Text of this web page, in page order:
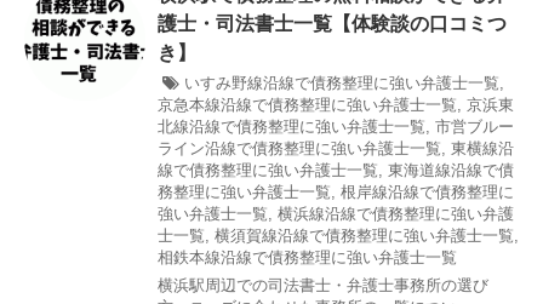
護士・司法書士一覧【体験談の口コミつ
き】
いすみ野線沿線で債務整理に強い弁護士一覧,
京急本線沿線で債務整理に強い弁護士一覧, 京浜東
北線沿線で債務整理に強い弁護士一覧, 市営ブルー
ライン沿線で債務整理に強い弁護士一覧, 東横線沿
線で債務整理に強い弁護士一覧, 東海道線沿線で債
務整理に強い弁護士一覧, 根岸線沿線で債務整理に
強い弁護士一覧, 横浜線沿線で債務整理に強い弁護
士一覧, 横須賀線沿線で債務整理に強い弁護士一覧,
相鉄本線沿線で債務整理に強い弁護士一覧
横浜駅周辺での司法書士・弁護士事務所の選び